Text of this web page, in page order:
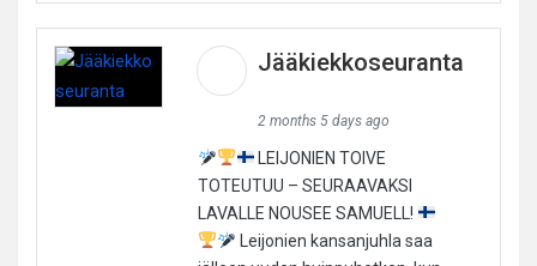
Jääkiekkoseuranta
2 months 5 days ago
LEIJONIEN TOIVE
TOTEUTUU – SEURAAVAKSI
LAVALLE NOUSEE SAMUELL!
Leijonien kansanjuhla saa